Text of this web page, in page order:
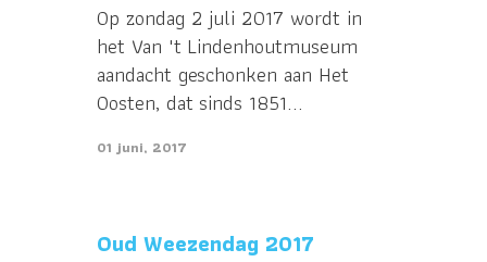
Op zondag 2 juli 2017 wordt in
het Van 't Lindenhoutmuseum
aandacht geschonken aan Het
Oosten, dat sinds 1851...
01 juni, 2017
Oud Weezendag 2017